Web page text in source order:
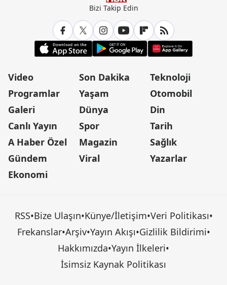
Bizi Takip Edin
Video
Programlar
Galeri
Canlı Yayın
A Haber Özel
Gündem
Ekonomi
Son Dakika
Yaşam
Dünya
Spor
Magazin
Viral
Teknoloji
Otomobil
Din
Tarih
Sağlık
Yazarlar
RSS•Bize Ulaşın•Künye/İletişim•Veri Politikası•
Frekanslar•Arşiv•Yayın Akışı•Gizlilik Bildirimi•
Hakkımızda•Yayın İlkeleri•
İsimsiz Kaynak Politikası